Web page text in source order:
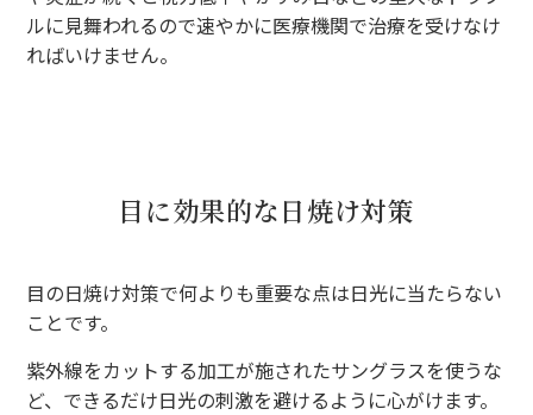
ルに見舞われるので速やかに医療機関で治療を受けなけ
ればいけません。
目に効果的な日焼け対策
目の日焼け対策で何よりも重要な点は日光に当たらない
ことです。
紫外線をカットする加工が施されたサングラスを使うな
ど、できるだけ日光の刺激を避けるように心がけます。